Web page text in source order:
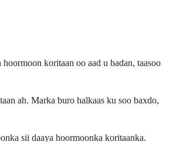
koritaan oo aad u badan, taasoo
ah. Marka buro halkaas ku soo baxdo,
sii daaya hoormoonka koritaanka.